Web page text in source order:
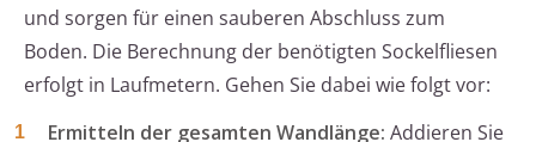
und sorgen für einen sauberen Abschluss zum
Boden. Die Berechnung der benötigten Sockelfliesen
erfolgt in Laufmetern. Gehen Sie dabei wie folgt vor:
Ermitteln der gesamten Wandlänge: Addieren Sie